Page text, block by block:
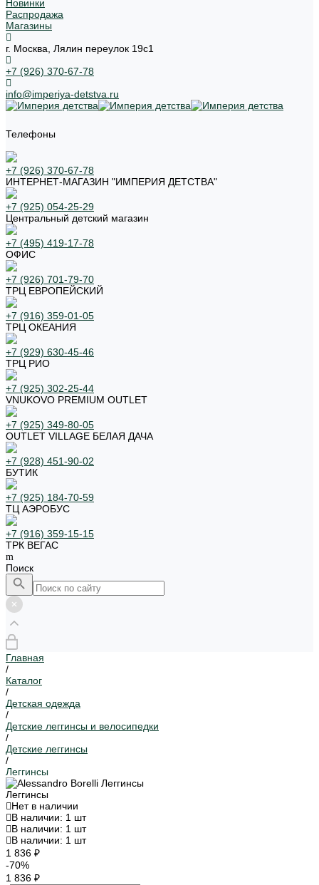
Новинки
Распродажа
Магазины
г. Москва, Лялин переулок 19с1
+7 (926) 370-67-78
info@imperiya-detstva.ru
Телефоны
+7 (926) 370-67-78
ИНТЕРНЕТ-МАГАЗИН "ИМПЕРИЯ ДЕТСТВА"
+7 (925) 054-25-29
Центральный детский магазин
+7 (495) 419-17-78
ОФИС
+7 (926) 701-79-70
ТРЦ ЕВРОПЕЙСКИЙ
+7 (916) 359-01-05
ТРЦ ОКЕАНИЯ
+7 (929) 630-45-46
ТРЦ РИО
+7 (925) 302-25-44
VNUKOVO PREMIUM OUTLET
+7 (925) 349-80-05
OUTLET VILLAGE БЕЛАЯ ДАЧА
+7 (928) 451-90-02
БУТИК
+7 (925) 184-70-59
ТЦ АЭРОБУС
+7 (916) 359-15-15
ТРК ВЕГАС
Поиск
Главная
/
Каталог
/
Детская одежда
/
Детские леггинсы и велосипедки
/
Детские леггинсы
/
Леггинсы
Леггинсы
Нет в наличии
В наличии: 1 шт
В наличии: 1 шт
В наличии: 1 шт
1 836 ₽
-70%
1 836 ₽